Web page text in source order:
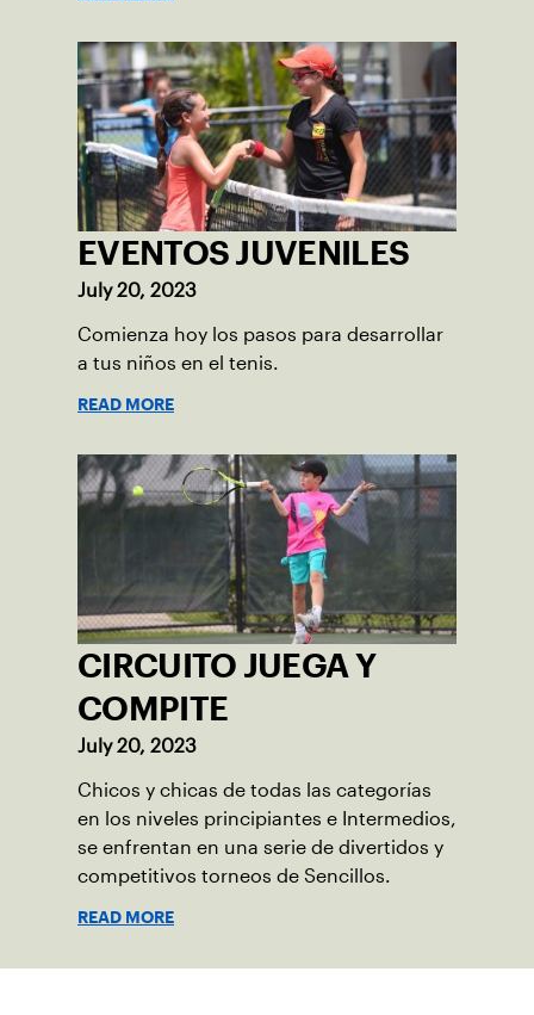
EVENTOS JUVENILES
July 20, 2023
Comienza hoy los pasos para desarrollar
a tus niños en el tenis.
READ MORE
CIRCUITO JUEGA Y
COMPITE
July 20, 2023
Chicos y chicas de todas las categorías
en los niveles principiantes e Intermedios,
se enfrentan en una serie de divertidos y
competitivos torneos de Sencillos.
READ MORE